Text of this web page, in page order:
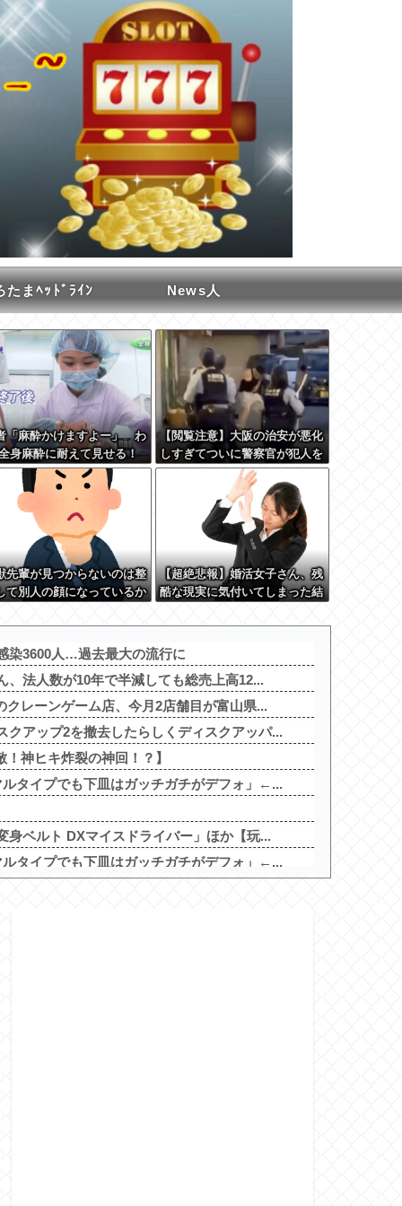
たまﾍｯﾄﾞﾗｲﾝ News人
「麻酔かけますよー」 わ
身麻酔に耐えて見せる！
おおおおお！！！！)
【閲覧注意】大阪の治安が悪化
しすぎてついに警察官が犯人を
銃殺。いよいよアメリカみたい
になってきたな
先輩が見つからないのは整
て別人の顔になっているか
【超絶悲報】婚活女子さん、残
酷な現実に気付いてしまった結
染3600人…過去最大の流行に
、法人数が10年で半減しても総売上高12...
レーンゲーム店、今月2店舗目が富山県...
クアップ2を撤去したらしくディスクアッパ...
神ヒキ炸裂の神回！？】
タイプでも下皿はガッチガチがデフォ」←...
身ベルト DXマイスドライバー」ほか【玩...
タイプでも下皿はガッチガチがデフォ」←...